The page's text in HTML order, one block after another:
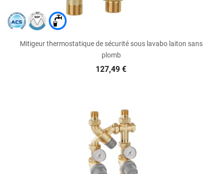
Mitigeur thermostatique de sécurité sous lavabo laiton sans
plomb
127,49 €